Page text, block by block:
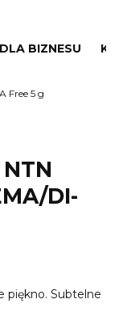
DLA BIZNESU
Free 5 g
DI-
piękno. Subtelne